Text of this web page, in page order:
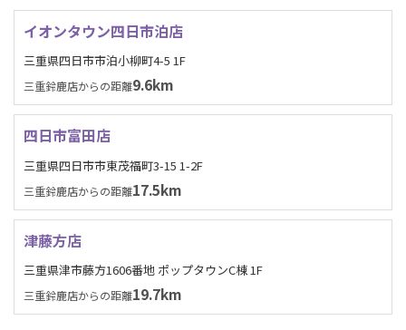
イオンタウン四日市泊店
三重県四日市市泊小柳町4-5 1F
三重鈴鹿店からの距離9.6km
四日市富田店
三重県四日市市東茂福町3-15 1-2F
三重鈴鹿店からの距離17.5km
津藤方店
三重県津市藤方1606番地 ポップタウンC棟 1F
三重鈴鹿店からの距離19.7km